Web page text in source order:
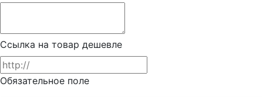
Ссылка на товар дешевле
Обязательное поле